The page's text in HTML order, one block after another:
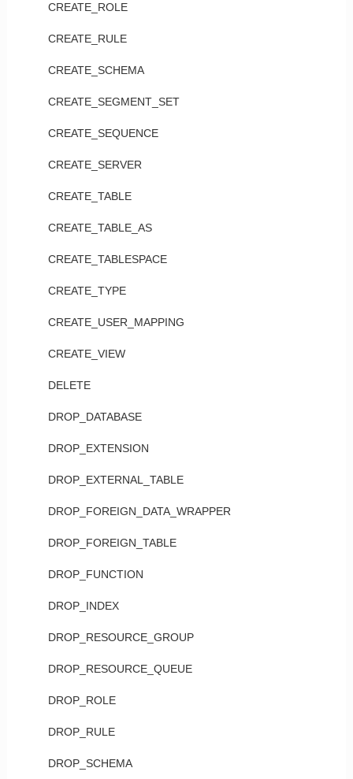
CREATE_ROLE
CREATE_RULE
CREATE_SCHEMA
CREATE_SEGMENT_SET
CREATE_SEQUENCE
CREATE_SERVER
CREATE_TABLE
CREATE_TABLE_AS
CREATE_TABLESPACE
CREATE_TYPE
CREATE_USER_MAPPING
CREATE_VIEW
DELETE
DROP_DATABASE
DROP_EXTENSION
DROP_EXTERNAL_TABLE
DROP_FOREIGN_DATA_WRAPPER
DROP_FOREIGN_TABLE
DROP_FUNCTION
DROP_INDEX
DROP_RESOURCE_GROUP
DROP_RESOURCE_QUEUE
DROP_ROLE
DROP_RULE
DROP_SCHEMA